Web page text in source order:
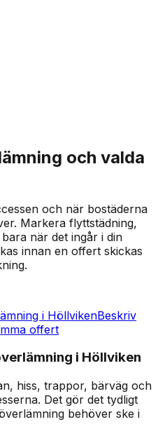
och valda
och när bostäderna
Markera flyttstädning,
när det ingår i din
innan en offert skickas
i HöllvikenBeskriv
offert
i Höllviken
hiss, trappor, bärväg och
Det gör det tydligt
behöver ske i